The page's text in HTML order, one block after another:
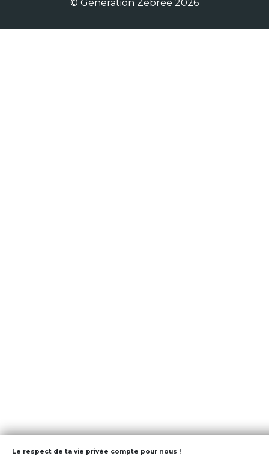
© Génération Zébrée 2026
Le respect de ta vie privée compte pour nous !